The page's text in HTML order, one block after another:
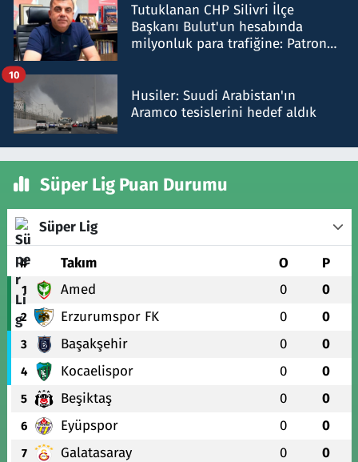
Tutuklanan CHP Silivri İlçe
Başkanı Bulut'un hesabında
milyonluk para trafiğine: Patron
Husiler: Suudi Arabistan'ın
Aramco tesislerini hedef aldık
10
Süper Lig Puan Durumu
Süper Lig
# Takım O P
1 Amed 0 0
2 Erzurumspor FK 0 0
3 Başakşehir 0 0
4 Kocaelispor 0 0
5 Beşiktaş 0 0
6 Eyüpspor 0 0
7 Galatasaray 0 0